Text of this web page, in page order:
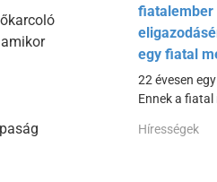
fiatalember
egy fiatal
22 évesen
Ennek a
Hírességek